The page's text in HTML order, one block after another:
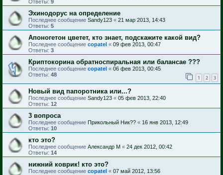
Ответы: 9
Эхинодорус на определение
Последнее сообщение Sandy123 « 21 мар 2013, 14:43
Ответы: 5
Апоногетон цветет, кто знает, подскажите какой вид?
Последнее сообщение copatel « 09 фев 2013, 00:47
Ответы: 3
Криптокорина обратноспиральная или балансае ???
Последнее сообщение copatel « 06 фев 2013, 00:45
Ответы: 48 1 2 3
Новый вид папоротника или...?
Последнее сообщение Sandy123 « 05 фев 2013, 22:40
Ответы: 12
3 вопроса
Последнее сообщение Прикольный Ник?? « 16 янв 2013, 12:49
Ответы: 10
кто это?
Последнее сообщение Александр М « 24 дек 2012, 00:42
Ответы: 14
нижний коврик! кто это?
Последнее сообщение copatel « 07 май 2012, 13:56